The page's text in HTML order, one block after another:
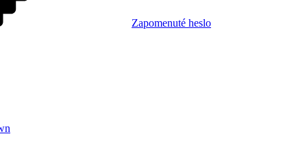
Zapomenuté heslo